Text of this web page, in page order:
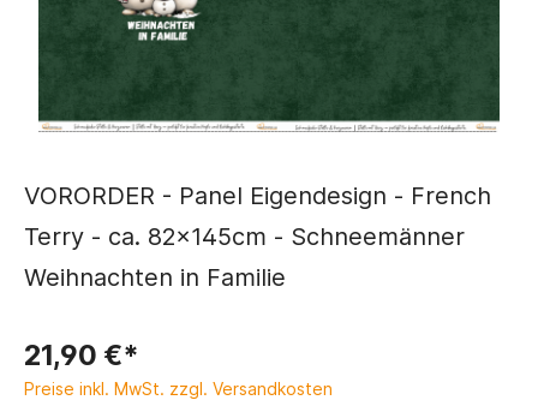
VORORDER - Panel Eigendesign - French
Terry - ca. 82x145cm - Schneemänner
Weihnachten in Familie
21,90 €*
Preise inkl. MwSt. zzgl. Versandkosten